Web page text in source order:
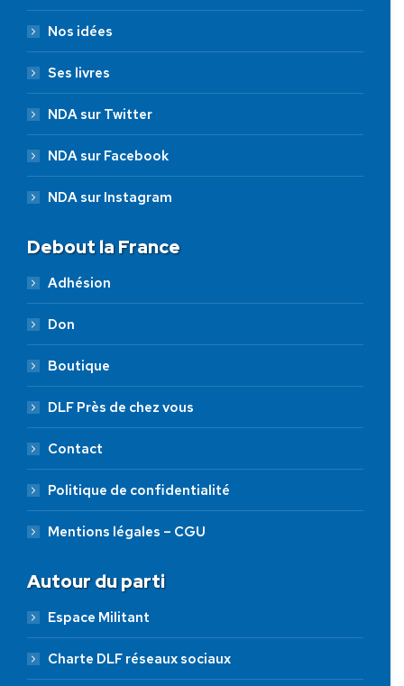
Nos idées
Ses livres
NDA sur Twitter
NDA sur Facebook
NDA sur Instagram
Debout la France
Adhésion
Don
Boutique
DLF Près de chez vous
Contact
Politique de confidentialité
Mentions légales – CGU
Autour du parti
Espace Militant
Charte DLF réseaux sociaux